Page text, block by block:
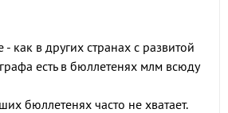
как в других странах с развитой
есть в бюллетенях млм всюду
бюллетенях часто не хватает.